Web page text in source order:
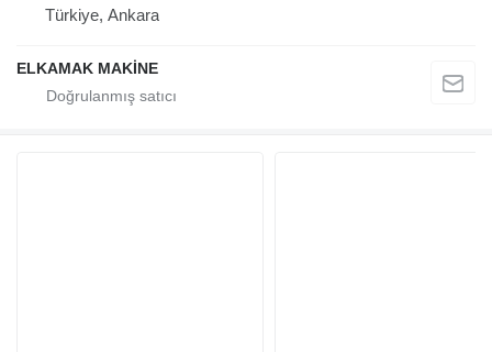
Türkiye, Ankara
ELKAMAK MAKİNE